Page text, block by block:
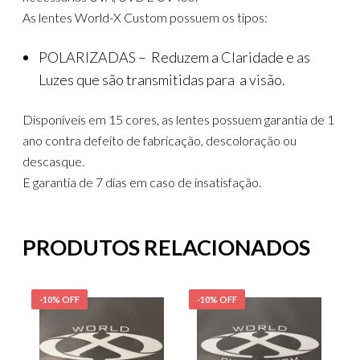
As lentes World-X Custom possuem os tipos:
POLARIZADAS – Reduzem a Claridade e as
Luzes que são transmitidas para a visão.
Disponíveis em 15 cores, as lentes possuem garantia de 1
ano contra defeito de fabricação, descoloração ou
descasque.
E garantia de 7 dias em caso de insatisfação.
PRODUTOS RELACIONADOS
-10% OFF -10% OFF